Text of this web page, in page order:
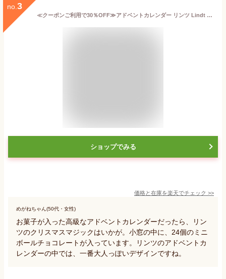
no. 3
≪クーポンご利用で30％OFF≫アドベントカレンダー リンツ Lindt チョコレート クリスマスマジック 115g ｜お歳暮 クリスマス お歳暮 チョコ ギフト プレゼント プチギフト 可愛い 洋菓子 スイーツ お菓子 おしゃれ 個包装 小分け リンツチョコ 誕生日 手土産
ショップでみる
価格と在庫を楽天でチェック >>
めがねちゃん(50代・女性)
お菓子が入った高級なアドベントカレンダーだったら、リン
ツのクリスマスマジックはいかが。小窓の中に、24個のミニ
ボールチョコレートが入っています。リンツのアドベントカ
レンダーの中では、一番大人っぽいデザインですね。